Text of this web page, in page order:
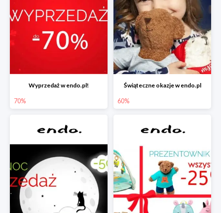
Wyprzedaż w endo.pl!
70%
Świąteczne okazje w endo.pl
60%